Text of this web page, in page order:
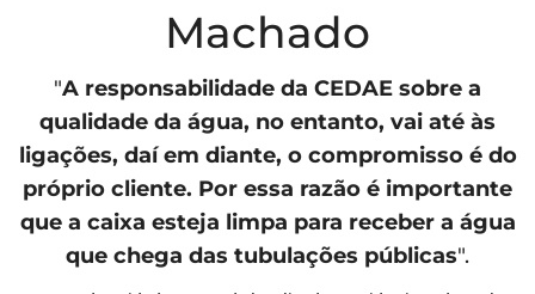
Machado
"A responsabilidade da CEDAE sobre a
qualidade da água, no entanto, vai até às
ligações, daí em diante, o compromisso é do
próprio cliente. Por essa razão é importante
que a caixa esteja limpa para receber a água
que chega das tubulações públicas".